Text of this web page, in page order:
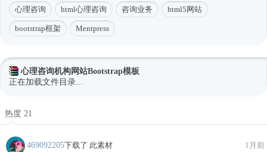
心理咨询 html心理咨询 咨询业务 html5网站
bootstrap框架 Mentpress
心理咨询机构网站Bootstrap模板
正在加载文件目录...
热度 21
469092205下载了 此素材 1月前